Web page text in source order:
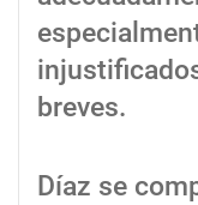
breves.
Díaz se